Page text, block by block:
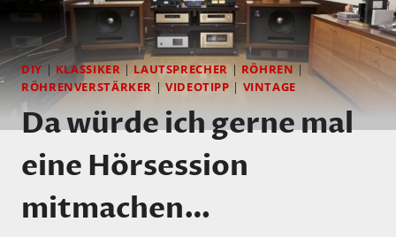
DIY | KLASSIKER| LAUTSPRECHER| RÖHREN |
RÖHRENVERSTÄRKER| VIDEOTIPP | VINTAGE
Da würde ich gerne mal
eine Hörsession
mitmachen…